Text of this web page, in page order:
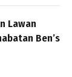
Lawan
Ben’s